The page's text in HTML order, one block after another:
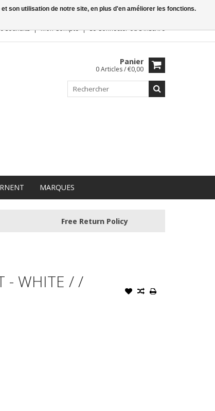
Souhaits Mon Compte Se ConnecterouS'inscrire
Panier
0 Articles / €0,00
MARQUES
Free Return Policy
- WHITE / /
son utilisation de notre site, en plus d'en améliorer les fonctions.